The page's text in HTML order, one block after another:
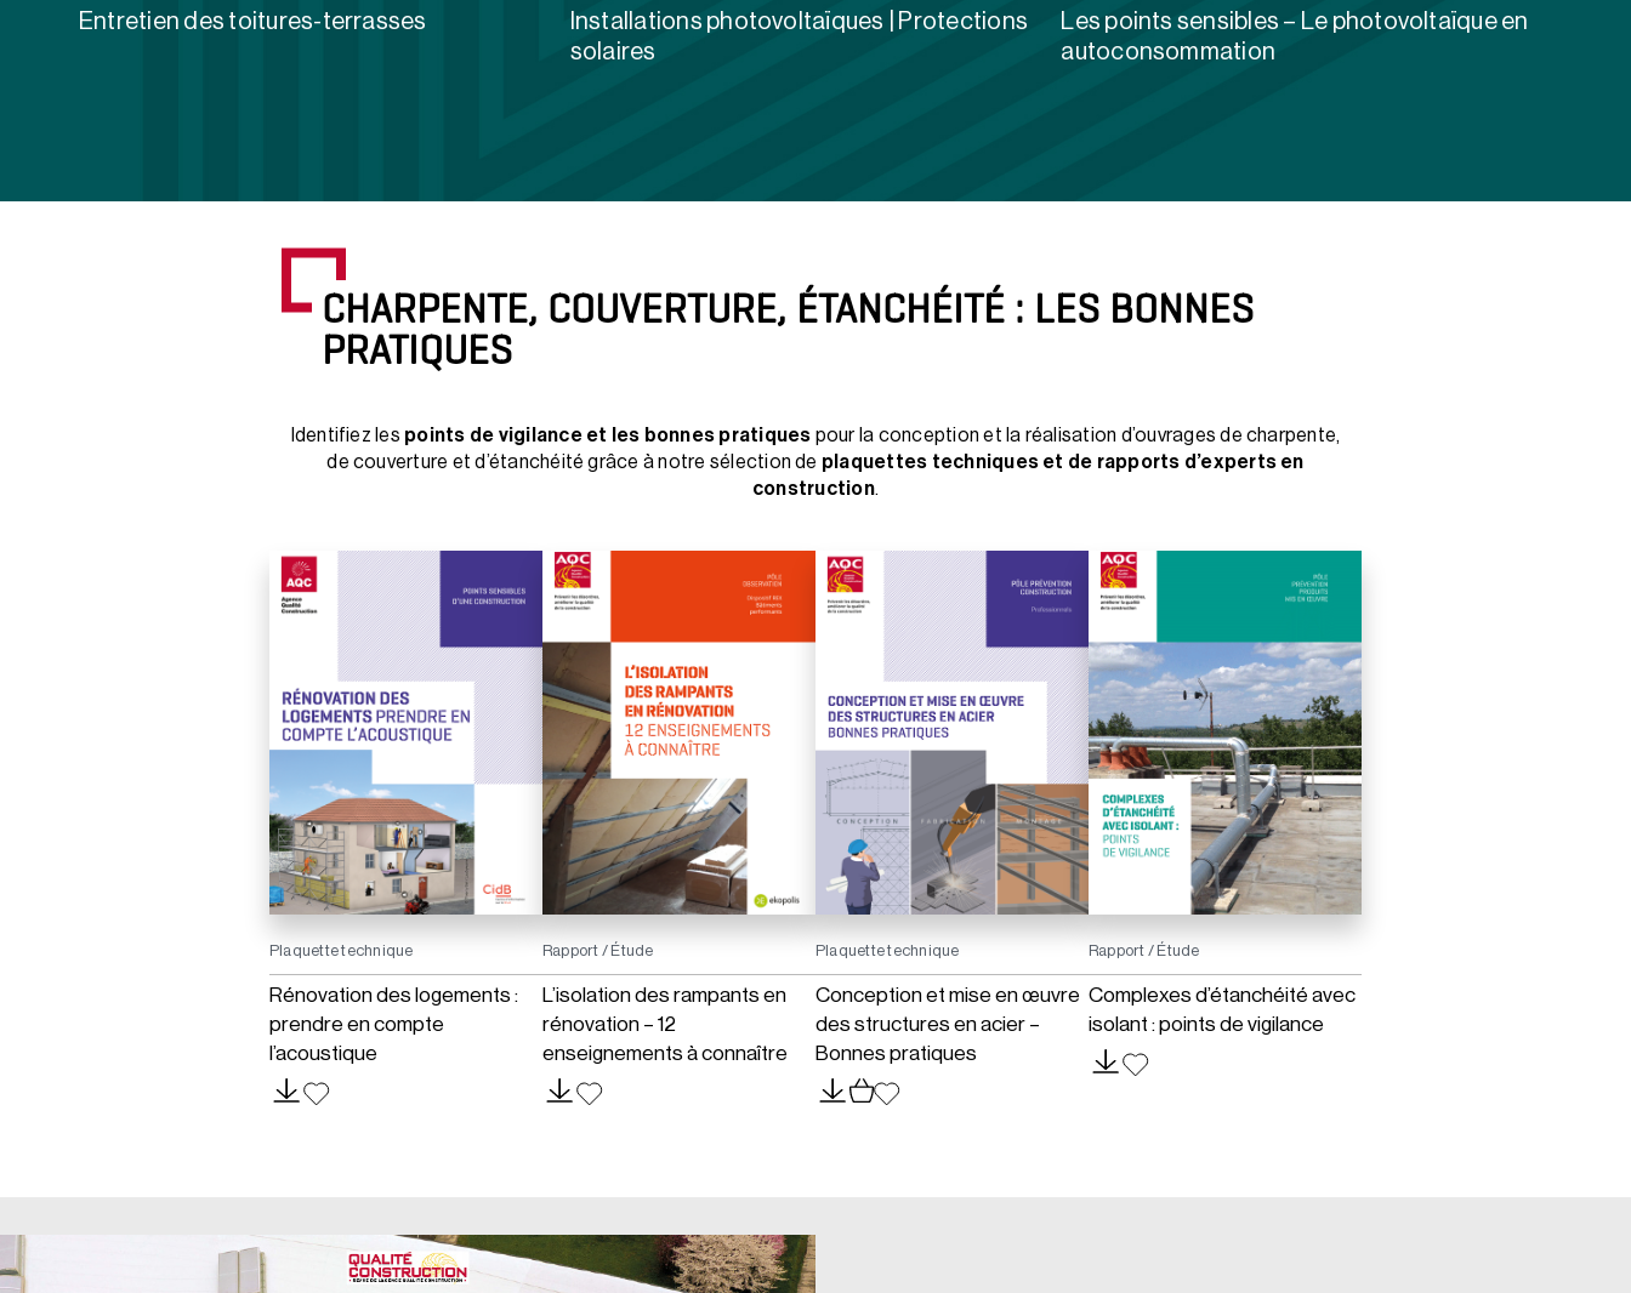
Entretien des toitures-terrasses
Installations photovoltaïques | Protections
solaires
Les points sensibles – Le photovoltaïque en
autoconsommation
CHARPENTE, COUVERTURE, ÉTANCHÉITÉ : LES BONNES
PRATIQUES
Identifiez les points de vigilance et les bonnes pratiques pour la conception et la réalisation d’ouvrages de charpente,
de couverture et d’étanchéité grâce à notre sélection de plaquettes techniques et de rapports d’experts en
construction.
Plaquette technique
Rénovation des logements :
prendre en compte
l’acoustique
Rapport / Étude
L’isolation des rampants en
rénovation – 12
enseignements à connaître
Plaquette technique
Conception et mise en œuvre
des structures en acier –
Bonnes pratiques
Rapport / Étude
Complexes d’étanchéité avec
isolant : points de vigilance